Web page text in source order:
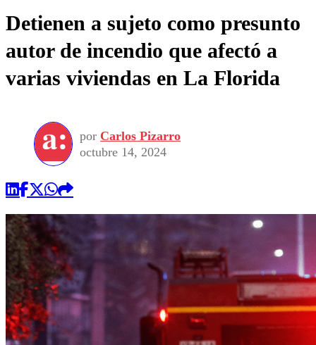
Detienen a sujeto como presunto
autor de incendio que afectó a
varias viviendas en La Florida
por Carlos Pizarro
octubre 14, 2024